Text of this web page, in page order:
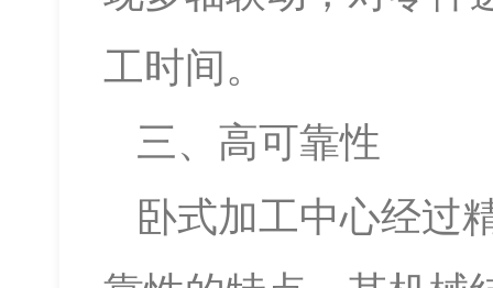
工时间。
三、高可靠性
卧式加工中心经过